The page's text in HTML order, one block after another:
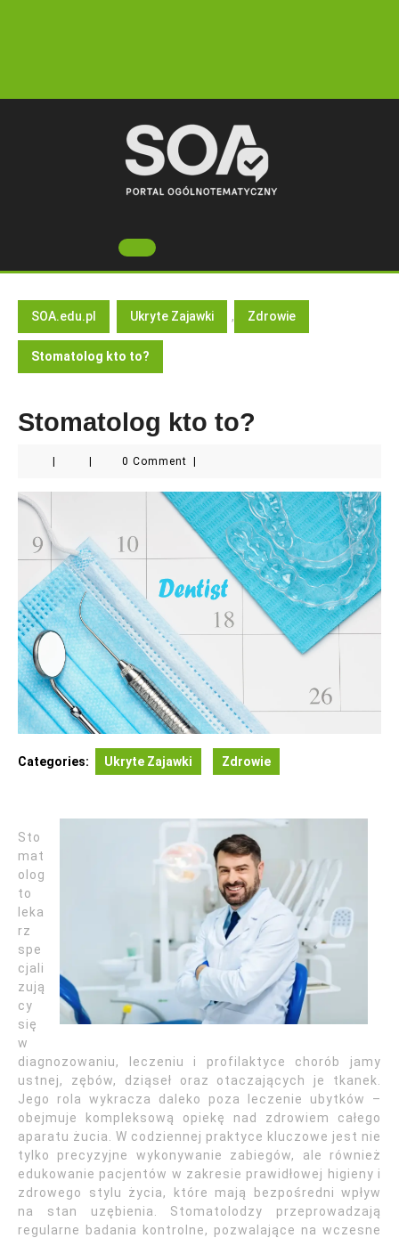
Open
Button
SOA.edu.pl Ukryte Zajawki , Zdrowie
Stomatolog kto to?
Stomatolog kto to?
0 Comment
Categories: Ukryte Zajawki Zdrowie
Sto
mat
olog
to
leka
rz
spe
cjali
zują
cy
się
w
diagnozowaniu, leczeniu i profilaktyce chorób jamy
ustnej, zębów, dziąseł oraz otaczających je tkanek.
Jego rola wykracza daleko poza leczenie ubytków –
obejmuje kompleksową opiekę nad zdrowiem całego
aparatu żucia. W codziennej praktyce kluczowe jest nie
tylko precyzyjne wykonywanie zabiegów, ale również
edukowanie pacjentów w zakresie prawidłowej higieny i
zdrowego stylu życia, które mają bezpośredni wpływ
na stan uzębienia. Stomatolodzy przeprowadzają
regularne badania kontrolne, pozwalające na wczesne